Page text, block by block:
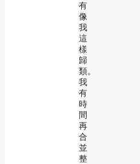
有
像
我
這
樣
歸
類。
我
有
時
間
再
合
並
整